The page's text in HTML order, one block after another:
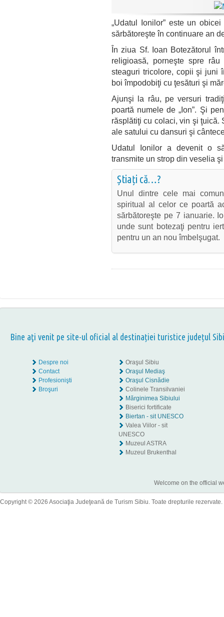
„Udatul Ionilor” este un
sărbătoreşte în continuare an
În ziua Sf. Ioan Botezătorul
religioasă, porneşte spre
steaguri tricolore, copii şi juni
boi împodobiţi cu ţesături şi
Ajunşi la râu, pe versuri
poartă numele de „Ion”. Şi
răsplătiţi cu colaci, vin şi
ale satului cu dansuri şi
Udatul Ionilor a devenit o
transmite un strop din veselia
Știați că…?
Unul dintre cele mai
spiritual al celor ce poartă
sărbătoreşte pe 7 ianuarie.
unde sunt botezaţi pentru
pentru un an nou îmbelşugat.
Bine aţi venit pe site-ul oficial al destinației turistice județul
Despre noi
Contact
Profesionişti
Broşuri
Oraşul Sibiu
Oraşul Mediaş
Oraşul Cisnădie
Colinele Transilvaniei
Mărginimea Sibiului
Biserici fortificate
Biertan - sit UNESCO
Valea Viilor - sit
UNESCO
Muzeul ASTRA
Muzeul Brukenthal
Welcome on the official
Copyright © 2026 Asociaţia Judeţeană de Turism Sibiu. Toate drepturile rezervate.